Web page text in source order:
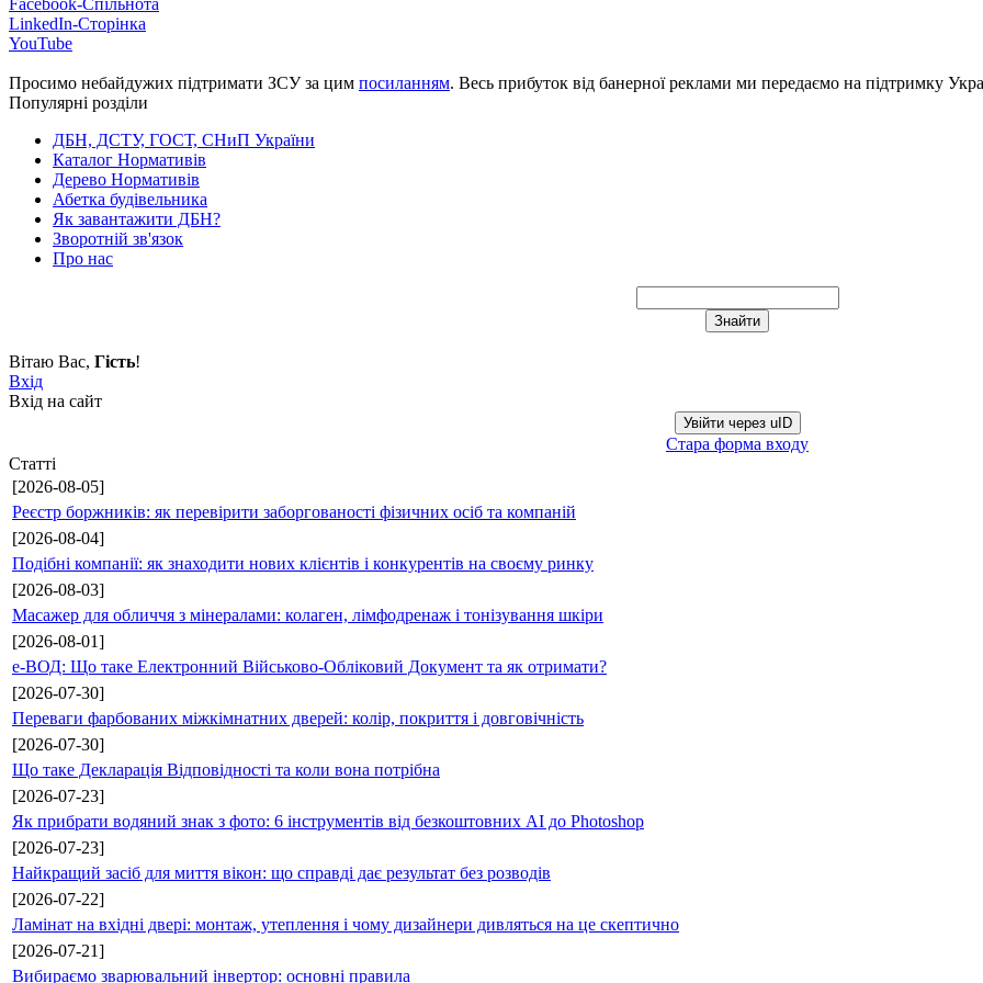
LinkedIn-Сторінка
YouTube
Просимо небайдужих підтримати ЗСУ за цим посиланням. Весь прибуток від банерної реклами ми передаємо на підтримку
Популярні розділи
ДБН, ДСТУ, ГОСТ, СНиП України
Каталог Нормативів
Дерево Нормативів
Абетка будівельника
Як завантажити ДБН?
Зворотній зв'язок
Про нас
Вітаю Вас, Гість!
Вхід
Вхід на сайт
Увійти через uID
Стара форма входу
Статті
[2026-08-05]
Реєстр боржників: як перевірити заборгованості фізичних осіб та компаній
[2026-08-04]
Подібні компанії: як знаходити нових клієнтів і конкурентів на своєму ринку
[2026-08-03]
Масажер для обличчя з мінералами: колаген, лімфодренаж і тонізування шкіри
[2026-08-01]
е-ВОД: Що таке Електронний Військово-Обліковий Документ та як отримати?
[2026-07-30]
Переваги фарбованих міжкімнатних дверей: колір, покриття і довговічність
[2026-07-30]
Що таке Декларація Відповідності та коли вона потрібна
[2026-07-23]
Як прибрати водяний знак з фото: 6 інструментів від безкоштовних AI до Photoshop
[2026-07-23]
Найкращий засіб для миття вікон: що справді дає результат без розводів
[2026-07-22]
Ламінат на вхідні двері: монтаж, утеплення і чому дизайнери дивляться на це скептично
[2026-07-21]
Вибираємо зварювальний інвертор: основні правила